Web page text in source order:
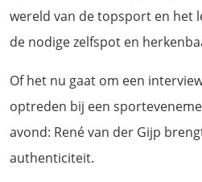
wereld van de topsport en het
de nodige zelfspot en
Of het nu gaat om een
optreden bij een
avond: René van der Gijp
authenticiteit.